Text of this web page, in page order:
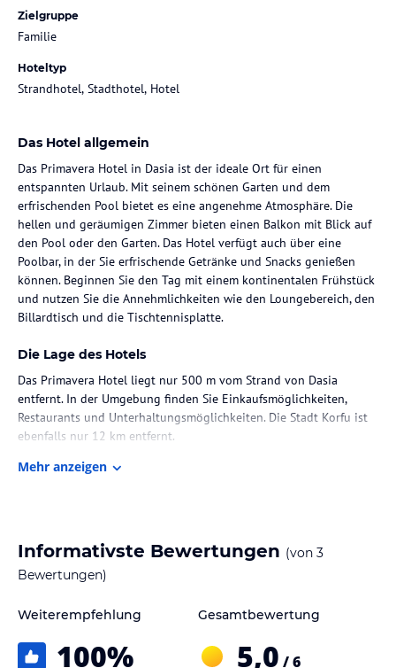
Zielgruppe
Familie
Hoteltyp
Strandhotel, Stadthotel, Hotel
Das Hotel allgemein
Das Primavera Hotel in Dasia ist der ideale Ort für einen
entspannten Urlaub. Mit seinem schönen Garten und dem
erfrischenden Pool bietet es eine angenehme Atmosphäre. Die
hellen und geräumigen Zimmer bieten einen Balkon mit Blick auf
den Pool oder den Garten. Das Hotel verfügt auch über eine
Poolbar, in der Sie erfrischende Getränke und Snacks genießen
können. Beginnen Sie den Tag mit einem kontinentalen Frühstück
und nutzen Sie die Annehmlichkeiten wie den Loungebereich, den
Billardtisch und die Tischtennisplatte.
Die Lage des Hotels
Das Primavera Hotel liegt nur 500 m vom Strand von Dasia
entfernt. In der Umgebung finden Sie Einkaufsmöglichkeiten,
Restaurants und Unterhaltungsmöglichkeiten. Die Stadt Korfu ist
ebenfalls nur 12 km entfernt.
Zimmer / Unterbringung im Hotel
herrliche Aussicht auf den Pool oder den Garten. WLAN ist gegen
Gebühr verfügbar und es gibt auch einen Safe und eine
Das Primavera Hotel bietet verschiedene Verpflegungsoptionen.
Mehr anzeigen
Informativste Bewertungen (von 3
Bewertungen)
Weiterempfehlung
100%
Gesamtbewertung
5,0 / 6